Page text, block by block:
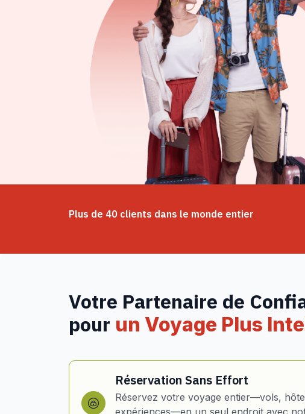
Plus de 40 clients dans le monde entier
Votre Partenaire de
pour un Voyage Plus
Réservation Sans Effort
Réservez votre voyage entier—vols,
expériences—en un seul endroit avec